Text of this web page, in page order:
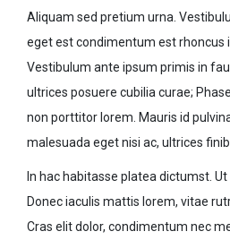
Aliquam sed pretium urna.
eget est condimentum est rhoncus
Vestibulum ante ipsum primis in
ultrices posuere cubilia curae;
non porttitor lorem. Mauris id
malesuada eget nisi ac, ultrices
In hac habitasse platea dictumst.
Donec iaculis mattis lorem, vitae
Cras elit dolor, condimentum nec